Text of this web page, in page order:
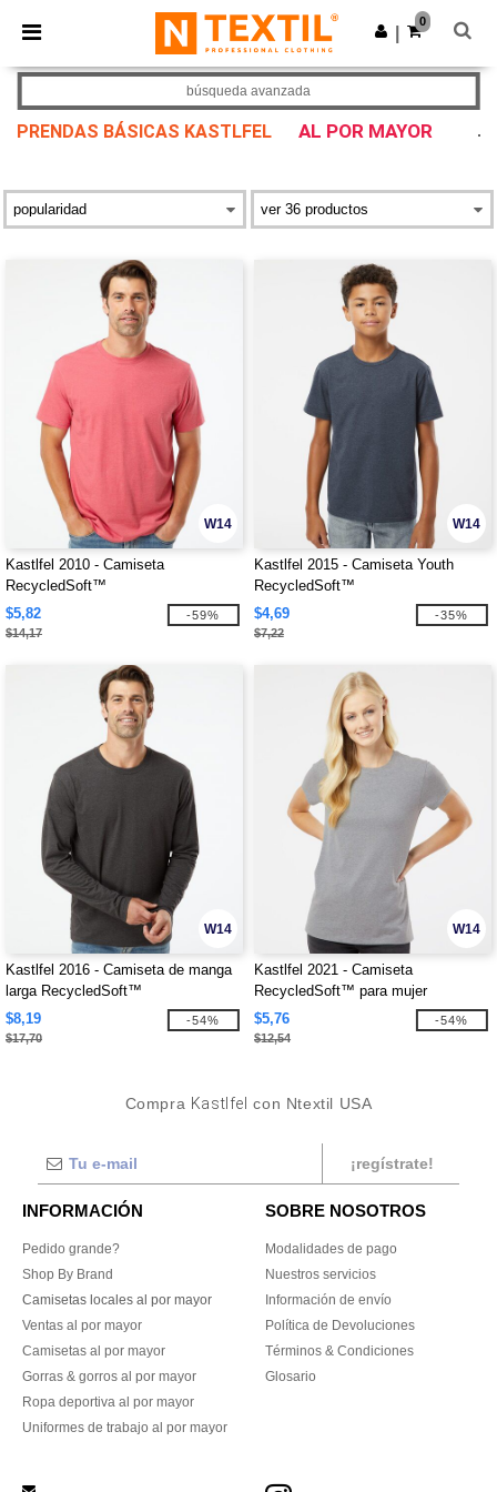
× App de Ntextil
¡Mejores precios en app!
Descargar app
0
PRENDAS BÁSICAS KASTLFEL AL POR MAYOR
búsqueda avanzada
W14
Kastlfel 2010 - Camiseta
RecycledSoft™
$5,82
$14,17
-59%
W14
Kastlfel 2015 - Camiseta Youth
RecycledSoft™
$4,69
$7,22
-35%
W14
Kastlfel 2016 - Camiseta de manga
larga RecycledSoft™
$8,19
$17,70
-54%
W14
Kastlfel 2021 - Camiseta
RecycledSoft™ para mujer
$5,76
$12,54
-54%
Compra Kastlfel con Ntextil USA
¡regístrate!
INFORMACIÓN
Pedido grande?
Shop By Brand
Camisetas locales al por mayor
Ventas al por mayor
Camisetas al por mayor
Gorras & gorros al por mayor
Ropa deportiva al por mayor
Uniformes de trabajo al por mayor
SOBRE NOSOTROS
Modalidades de pago
Nuestros servicios
Información de envío
Política de Devoluciones
Términos & Condiciones
Glosario